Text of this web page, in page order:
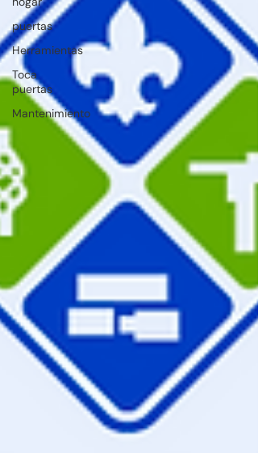
puertas
Herramientas
Toca
puertas
Mantenimiento